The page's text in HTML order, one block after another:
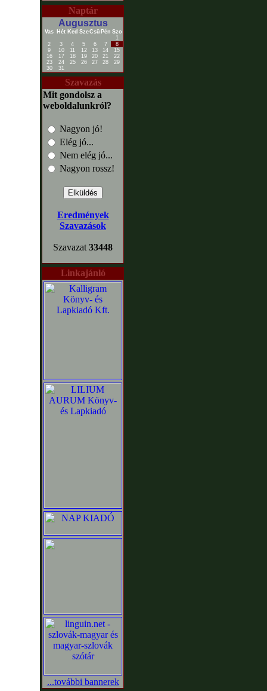
Naptár
Augusztus
Vas Hét Ked SzeCsü Pén Szo
1
2
3 4 5 6 7
8
9
10 11 12 13 14
15
16
17 18 19 20 21
22
23
24 25 26 27 28
29
30
31
Szavazás
Mit gondolsz a
weboldalunkról?
Nagyon jó!
Elég jó...
Nem elég jó...
Nagyon rossz!
Eredmények
Szavazások
Szavazat 33448
Linkajánló
...további bannerek